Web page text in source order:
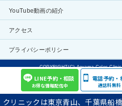
YouTube動画の紹介
アクセス
プライバシーポリシー
COPYRIGHT(C) Aoyama Celes
LINE予約・相談
お得な情報配信中
電話予約・
通話料無料
クリニックは東京青山、千葉県船